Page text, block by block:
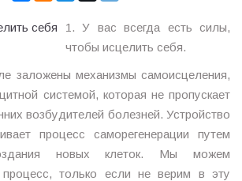
1. У вас всегда есть силы,
чтобы исцелить себя.
заложены механизмы самоисцеления,
системой, которая не пропускает
возбудителей болезней. Устройство
процесс саморегенерации путем
новых клеток. Мы можем
процесс, только если не верим в эту